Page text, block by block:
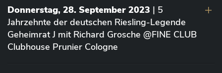
Donnerstag, 28. September 2023 | 5
Jahrzehnte der deutschen Riesling-Legende
Geheimrat J mit Richard Grosche @FINE CLUB
Clubhouse Prunier Cologne